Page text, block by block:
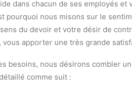
dans chacun de ses employés et
pourquoi nous misons sur le
du devoir et votre désir de
apporter une très grande
besoins, nous désirons combler
comme suit :